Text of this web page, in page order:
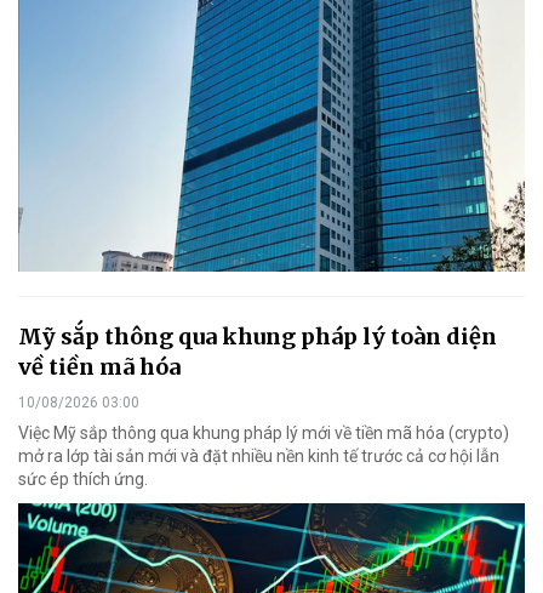
Mỹ sắp thông qua khung pháp lý toàn diện
về tiền mã hóa
10/08/2026 03:00
Việc Mỹ sắp thông qua khung pháp lý mới về tiền mã hóa (crypto)
mở ra lớp tài sản mới và đặt nhiều nền kinh tế trước cả cơ hội lẫn
sức ép thích ứng.